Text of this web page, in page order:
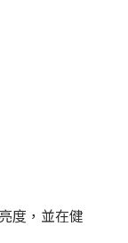
度，並在健